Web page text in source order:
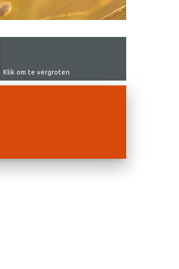
Klik om te vergroten